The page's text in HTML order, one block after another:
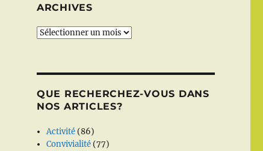
ARCHIVES
Archives
QUE RECHERCHEZ-VOUS DANS
NOS ARTICLES?
Activité (86)
Convivialité (77)